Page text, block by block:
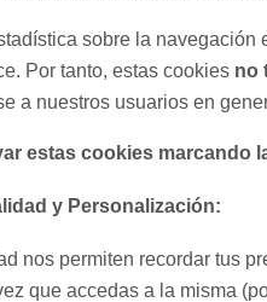
sobre la
Por tanto, estas cookies no
a nuestros usuarios en
estas cookies marcando
y Personalización:
nos permiten recordar tus
que accedas a la misma